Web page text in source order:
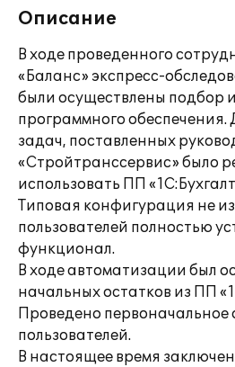
Описание
В ходе проведенного
«Баланс» экспресс-
были осуществлены подбор
программного обеспечения.
задач, поставленных
«Стройтранссервис» было
использовать ПП
Типовая конфигурация не
пользователей полностью
функционал.
В ходе автоматизации был
начальных остатков из ПП
Проведено первоначальное
пользователей.
В настоящее время